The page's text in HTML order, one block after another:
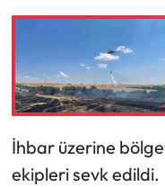
İhbar üzerine
ekipleri sevk edildi.
Mektup Galeri
Ekonomi
Sağlık